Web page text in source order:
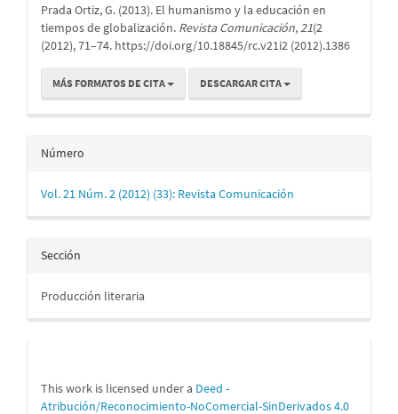
artículo
Prada Ortiz, G. (2013). El humanismo y la educación en
tiempos de globalización. Revista Comunicación,21(2
(2012), 71–74. https://doi.org/10.18845/rc.v21i2 (2012).1386
MÁS FORMATOS DE CITA DESCARGAR CITA
Número
Vol. 21 Núm. 2 (2012) (33): Revista Comunicación
Sección
Producción literaria
This work is licensed under a Deed -
Atribución/Reconocimiento-NoComercial-SinDerivados 4.0